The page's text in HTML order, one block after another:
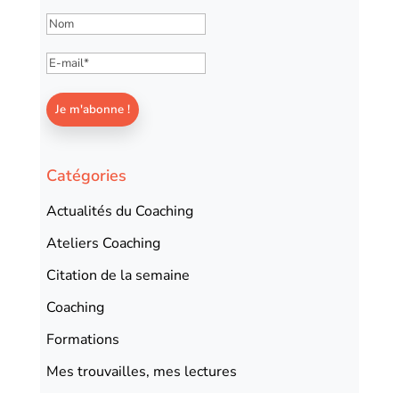
Catégories
Actualités du Coaching
Ateliers Coaching
Citation de la semaine
Coaching
Formations
Mes trouvailles, mes lectures